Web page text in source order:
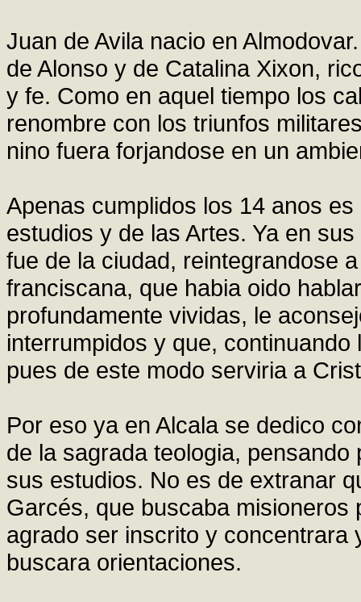
Juan de Avila nacio en
de Alonso y de Catalina Xixon,
y fe. Como en aquel tiempo los
renombre con los triunfos
nino fuera forjandose en un
Apenas cumplidos los 14 anos
estudios y de las Artes. Ya en
fue de la ciudad, reintegrandose
franciscana, que habia oido
profundamente vividas, le
interrumpidos y que,
pues de este modo serviria a
Por eso ya en Alcala se dedico
de la sagrada teologia,
sus estudios. No es de extranar
Garcés, que buscaba
agrado ser inscrito y concentrara
buscara orientaciones.